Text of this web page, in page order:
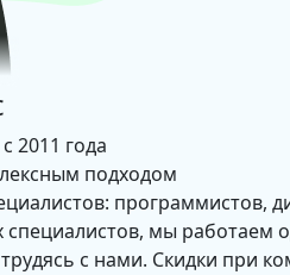
2011 года
подходом
программистов,
специалистов, мы работаем
с нами. Скидки при